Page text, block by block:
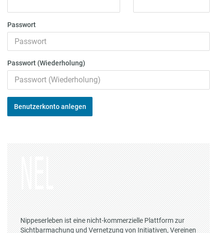
Passwort
Passwort (Wiederholung)
Benutzerkonto anlegen
Nippeserleben ist eine nicht-kommerzielle Plattform zur
Sichtbarmachung und Vernetzung von Initiativen, Vereinen